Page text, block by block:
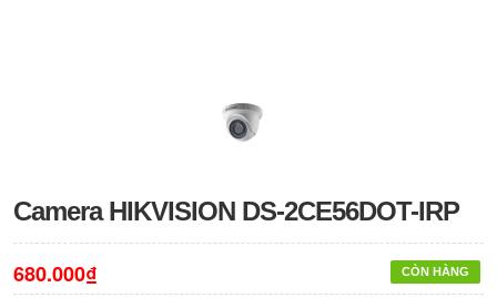
Camera HIKVISION DS-2CE56DOT-IRP
CÒN HÀNG
680.000₫